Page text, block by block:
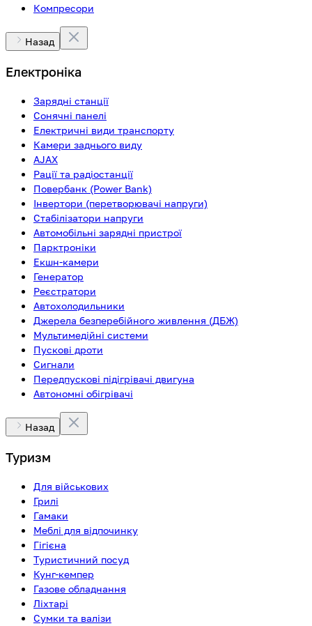
Компресори
Назад
Електроніка
Зарядні станції
Сонячні панелі
Електричні види транспорту
Камери заднього виду
AJAX
Рації та радіостанції
Повербанк (Power Bank)
Інвертори (перетворювачі напруги)
Стабілізатори напруги
Автомобільні зарядні пристрої
Парктроніки
Екшн-камери
Генератор
Реєстратори
Автохолодильники
Джерела безперебійного живлення (ДБЖ)
Мультимедійні системи
Пускові дроти
Сигнали
Передпускові підігрівачі двигуна
Автономні обігрівачі
Назад
Туризм
Для військових
Грилі
Гамаки
Меблі для відпочинку
Гігієна
Туристичний посуд
Кунг-кемпер
Газове обладнання
Ліхтарі
Сумки та валізи